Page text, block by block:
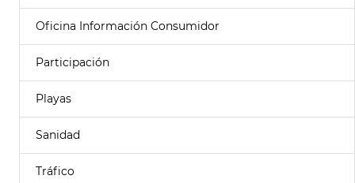
Oficina Información Consumidor
Participación
Playas
Sanidad
Tráfico